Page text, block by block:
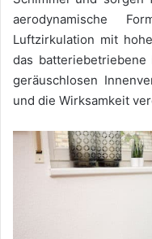
aerodynamische
Luftzirkulation mit
das
geräuschlosen
und die Wirksamkeit